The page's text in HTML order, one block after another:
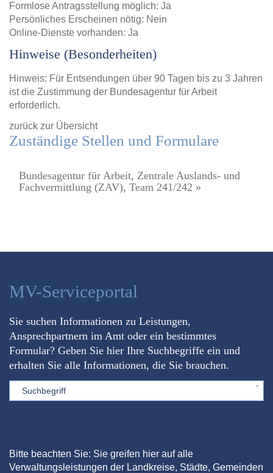
Formlose Antragsstellung möglich: Ja
Persönliches Erscheinen nötig: Nein
Online-Dienste vorhanden: Ja
Hinweise (Besonderheiten)
Hinweis: Für Entsendungen über 90 Tagen bis zu 3 Jahren
ist die Zustimmung der Bundesagentur für Arbeit
erforderlich.
zurück zur Übersicht
Zuständige Stellen und Formulare
Bundesagentur für Arbeit, Zentrale Auslands- und
Fachvermittlung (ZAV), Team 241/242 »
MV-Serviceportal
Sie suchen Informationen zu Leistungen,
Ansprechpartnern im Amt oder ein bestimmtes
Formular? Geben Sie hier Ihre Suchbegriffe ein und
erhalten Sie alle Informationen, die Sie brauchen.
Sword
Bitte beachten Sie: Sie greifen hier auf alle
Verwaltungsleistungen der Landkreise, Städte, Gemeinden